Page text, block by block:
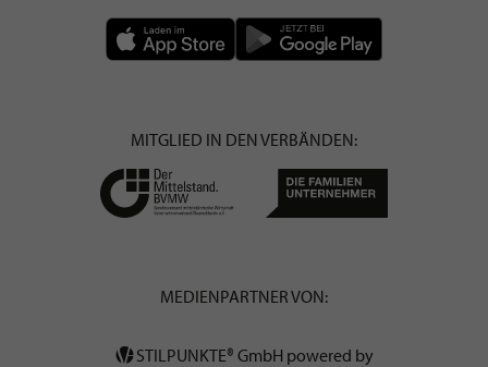
MITGLIED IN DEN VERBÄNDEN:
MEDIENPARTNER VON:
STILPUNKTE® GmbH powered by